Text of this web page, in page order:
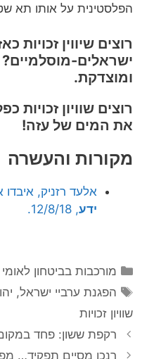
הפלסטינית על אותו תא
רוצים שיווין זכויות
ישראלים-
ומוצדקת.
רוצים שוויון זכויות
את המים של עזה!
מקורות והעשרה
אלעד רזניק,
ידע, 12/8/18.
קטגוריות
מורכבות בביטחון לאומי
תגיות
הפגנת ערביי ישראל,
שוויון זכויות
רקפת ששון: פחד
רנכו מסיים תפקיד…